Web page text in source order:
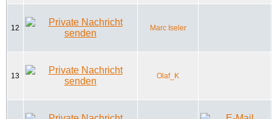
12 Marc Iseler
13 Olaf_K